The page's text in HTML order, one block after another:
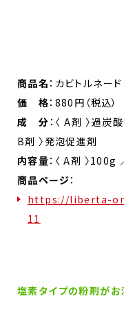
商品名 ：カビトルネー
価 格：880円（税込）
成 分 ：〈 A剤 〉過炭
B剤 〉発泡促進剤
内容量：〈 A剤 〉100g
商品ページ：
https://liberta-
11
塩素タイプの粉剤がお